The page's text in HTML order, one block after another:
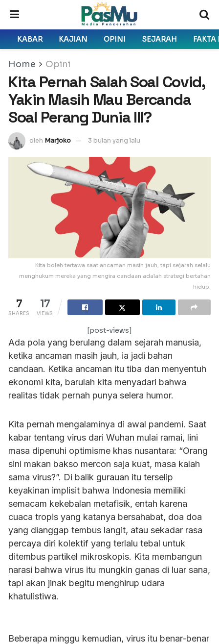
KABAR KAJIAN OPINI SEJARAH FAKTA
Home Opini
Kita Pernah Salah Soal Covid,
Yakin Masih Mau Bercanda
Soal Perang Dunia III?
oleh Marjoko 3 bulan yang lalu
Kita boleh tertawa saat ancaman masih jauh, tapi sejarah selalu
menghukum mereka yang mengira candaan adalah strategi bertahan
hidup.
7
SHARES
17
VIEWS
[post-views]
Ada pola yang berulang dalam sejarah manusia,
ketika ancaman masih jauh, ia jadi bahan
candaan. Ketika ancaman itu tiba dan menyentuh
ekonomi kita, barulah kita menyadari bahwa
realitas tidak pernah punya selera humor.
Kita pernah mengalaminya di awal pandemi. Saat
kabar tentang virus dari Wuhan mulai ramai, lini
masa dipenuhi optimisme khas nusantara: “Orang
sini makan bakso mercon saja kuat, masa kalah
sama virus?”. Di balik gurauan itu terselip
keyakinan implisit bahwa Indonesia memiliki
semacam kekebalan metafisik, entah karena
cuaca tropis yang katanya bersahabat, doa doa
yang dianggap tembus langit, atau sekadar rasa
percaya diri kolektif yang terlalu tebal untuk
ditembus partikel mikroskopis. Kita membangun
narasi bahwa virus itu mungkin ganas di luar sana,
tapi akan jinak begitu menghirup udara
khatulistiwa.
Beberapa minggu kemudian, virus itu benar-benar